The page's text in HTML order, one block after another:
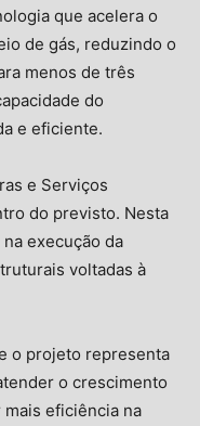
que acelera o
de gás, reduzindo o
menos de três
do
e eficiente.
e Serviços
do previsto. Nesta
execução da
voltadas à
o projeto representa
o crescimento
eficiência na